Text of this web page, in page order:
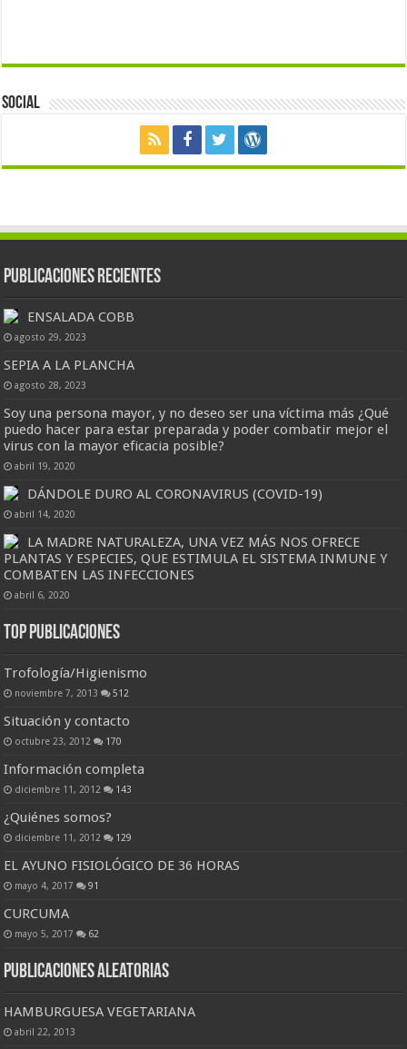
Social
Publicaciones Recientes
ENSALADA COBB
agosto 29, 2023
SEPIA A LA PLANCHA
agosto 28, 2023
Soy una persona mayor, y no deseo ser una víctima más ¿Qué
puedo hacer para estar preparada y poder combatir mejor el
virus con la mayor eficacia posible?
abril 19, 2020
DÁNDOLE DURO AL CORONAVIRUS (COVID-19)
abril 14, 2020
LA MADRE NATURALEZA, UNA VEZ MÁS NOS OFRECE
PLANTAS Y ESPECIES, QUE ESTIMULA EL SISTEMA INMUNE Y
COMBATEN LAS INFECCIONES
abril 6, 2020
Top Publicaciones
Trofología/Higienismo
noviembre 7, 2013 512
Situación y contacto
octubre 23, 2012 170
Información completa
diciembre 11, 2012 143
¿Quiénes somos?
diciembre 11, 2012 129
EL AYUNO FISIOLÓGICO DE 36 HORAS
mayo 4, 2017 91
CURCUMA
mayo 5, 2017 62
Publicaciones Aleatorias
HAMBURGUESA VEGETARIANA
abril 22, 2013